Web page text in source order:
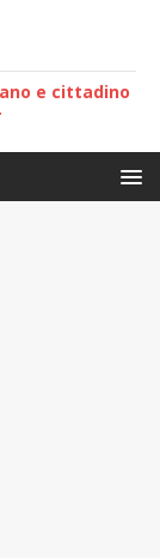
e cittadino